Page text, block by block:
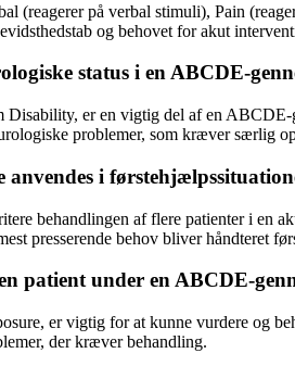
(reagerer på verbal stimuli), Pain
og behovet for akut
status i en ABCDE-
Disability, er en vigtig del af en
problemer, som kræver særlig
i
behandlingen af flere patienter i en
presserende behov bliver håndteret
patient under en ABCDE-
er vigtig for at kunne vurdere og
der kræver behandling.